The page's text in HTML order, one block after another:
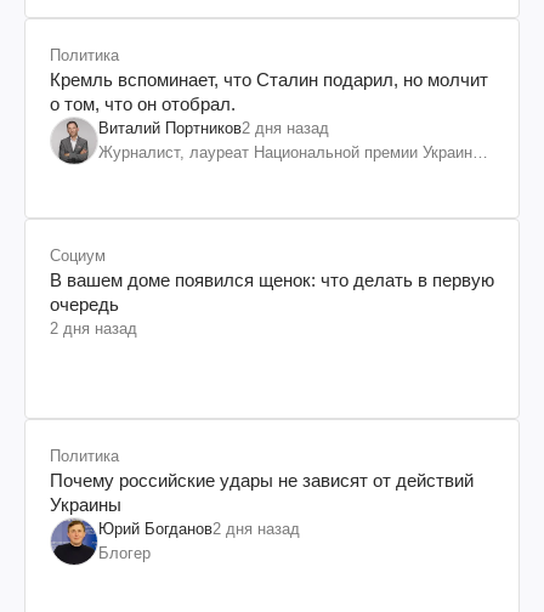
Политика
Кремль вспоминает, что Сталин подарил, но молчит
о том, что он отобрал.
Виталий Портников2 дня назад
Журналист, лауреат Национальной премии Украины
Социум
В вашем доме появился щенок: что делать в первую
очередь
2 дня назад
Политика
Почему российские удары не зависят от действий
Украины
Юрий Богданов2 дня назад
Блогер